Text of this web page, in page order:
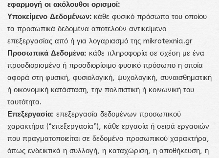
εφαρμογή οι ακόλουθοι ορισμοί:
Υποκείμενο Δεδομένων: κάθε φυσικό πρόσωπο του οποίου
τα προσωπικά δεδομένα αποτελούν αντικείμενο
επεξεργασίας από ή για λογαριασμό της mikrotexnia.gr
Προσωπικά Δεδομένα: κάθε πληροφορία σε σχέση με ένα
προσδιορισμένο ή προσδιορίσιμο φυσικό πρόσωπο η οποία
αφορά στη φυσική, φυσιολογική, ψυχολογική, συναισθηματική
ή οικονομική κατάσταση, την πολιτιστική ή κοινωνική του
ταυτότητα.
Επεξεργασία: επεξεργασία δεδομένων προσωπικού
χαρακτήρα (“επεξεργασία”), κάθε εργασία ή σειρά εργασιών
που πραγματοποιείται σε δεδομένα προσωπικού χαρακτήρα,
όπως ενδεικτικά η συλλογή, η καταχώριση, η αποθήκευση, η